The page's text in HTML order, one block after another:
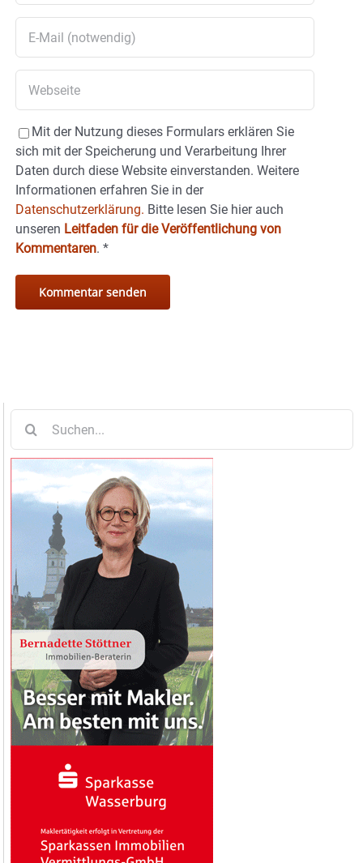
Mit der Nutzung dieses Formulars erklären Sie
sich mit der Speicherung und Verarbeitung Ihrer
Daten durch diese Website einverstanden. Weitere
Informationen erfahren Sie in der
Datenschutzerklärung. Bitte lesen Sie hier auch
unseren Leitfaden für die Veröffentlichung von
Kommentaren. *
nach: